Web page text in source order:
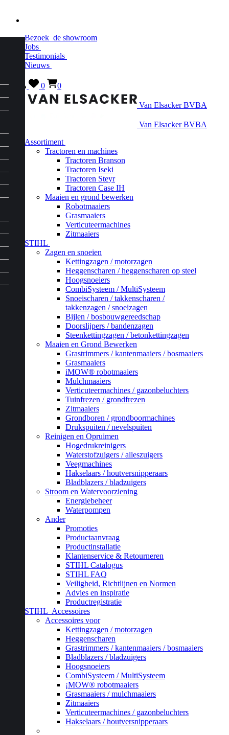
Bezoek de showroom
Jobs
Testimonials
Nieuws
0 0
Van Elsacker BVBA
Van Elsacker BVBA
Assortiment
Tractoren en machines
Tractoren Branson
Tractoren Iseki
Tractoren Steyr
Tractoren Case IH
Maaien en grond bewerken
Robotmaaiers
Grasmaaiers
Verticuteermachines
Zitmaaiers
STIHL
Zagen en snoeien
Kettingzagen / motorzagen
Heggenscharen / heggenscharen op steel
Hoogsnoeiers
CombiSysteem / MultiSysteem
Snoeischaren / takkenscharen /
takkenzagen / snoeizagen
Bijlen / bosbouwgereedschap
Doorslijpers / bandenzagen
Steenkettingzagen / betonkettingzagen
Maaien en Grond Bewerken
Grastrimmers / kantenmaaiers / bosmaaiers
Grasmaaiers
iMOW® robotmaaiers
Mulchmaaiers
Verticuteermachines / gazonbeluchters
Tuinfrezen / grondfrezen
Zitmaaiers
Grondboren / grondboormachines
Drukspuiten / nevelspuiten
Reinigen en Opruimen
Hogedrukreinigers
Waterstofzuigers / alleszuigers
Veegmachines
Hakselaars / houtversnipperaars
Bladblazers / bladzuigers
Stroom en Watervoorziening
Energiebeheer
Waterpompen
Ander
Promoties
Productaanvraag
Productinstallatie
Klantenservice & Retourneren
STIHL Catalogus
STIHL FAQ
Veiligheid, Richtlijnen en Normen
Advies en inspiratie
Productregistratie
STIHL Accessoires
Accessoires voor
Kettingzagen / motorzagen
Heggenscharen
Grastrimmers / kantenmaaiers / bosmaaiers
Bladblazers / bladzuigers
Hoogsnoeiers
CombiSysteem / MultiSysteem
¡MOW® robotmaaiers
Grasmaaiers / mulchmaaiers
Zitmaaiers
Verticuteermachines / gazonbeluchters
Hakselaars / houtversnipperaars